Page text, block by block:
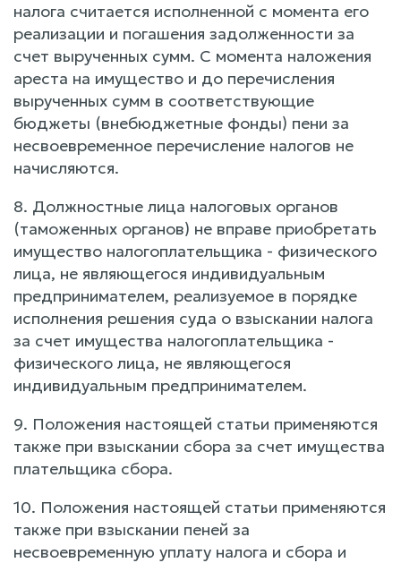
налога считается исполненной с момента его
реализации и погашения задолженности за
счет вырученных сумм. С момента наложения
ареста на имущество и до перечисления
вырученных сумм в соответствующие
бюджеты (внебюджетные фонды) пени за
несвоевременное перечисление налогов не
начисляются.
8. Должностные лица налоговых органов
(таможенных органов) не вправе приобретать
имущество налогоплательщика - физического
лица, не являющегося индивидуальным
предпринимателем, реализуемое в порядке
исполнения решения суда о взыскании налога
за счет имущества налогоплательщика -
физического лица, не являющегося
индивидуальным предпринимателем.
9. Положения настоящей статьи применяются
также при взыскании сбора за счет имущества
плательщика сбора.
10. Положения настоящей статьи применяются
также при взыскании пеней за
несвоевременную уплату налога и сбора и